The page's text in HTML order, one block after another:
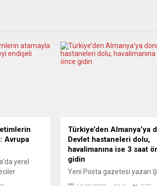
Avrupa
yerel
Türkiye’den Almanya’ya
Devlet hastaneleri dolu,
havalimanına ise 3 saat
gidin
Yeni Posta gazetesi yazarı